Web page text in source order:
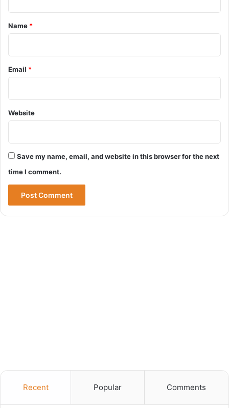
*
Name *
Email *
Website
Save my name, email, and website in this browser for the next
time I comment.
Recent Popular Comments